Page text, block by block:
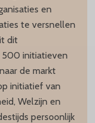
en
te versnellen
dit
500 initiatieven
de markt
initiatief van
Welzijn en
persoonlijk